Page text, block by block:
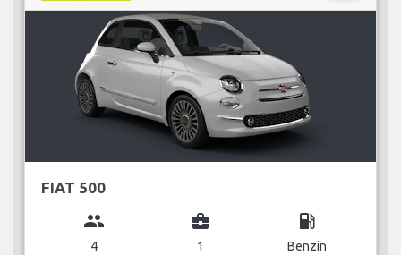
FIAT 500
group
4
business_center
1
local_gas_station
Benzin